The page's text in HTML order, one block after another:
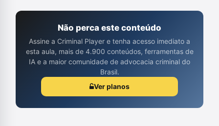
Não perca este conteúdo
Assine a Criminal Player e tenha acesso imediato a
esta aula, mais de 4.900 conteúdos, ferramentas de
IA e a maior comunidade de advocacia criminal do
Brasil.
Ver planos